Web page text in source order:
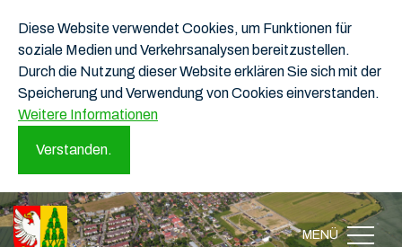
Diese Website verwendet Cookies, um Funktionen für
soziale Medien und Verkehrsanalysen bereitzustellen.
Durch die Nutzung dieser Website erklären Sie sich mit der
Speicherung und Verwendung von Cookies einverstanden.
Weitere Informationen
Verstanden.
MENÜ